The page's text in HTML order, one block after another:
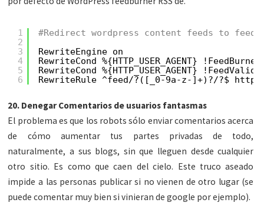
1
2
3
4
5
6
#Redirect wordpress content feeds to
RewriteEngine on
RewriteCond %{HTTP_USER_AGENT}
RewriteCond %{HTTP_USER_AGENT}
RewriteRule ^feed/?([_0-9a-z-]+)?/?$ http:
20. Denegar Comentarios de usuarios fantasmas
El problema es que los robots sólo enviar comentarios acerca
de cómo aumentar tus partes privadas de todo,
naturalmente, a sus blogs, sin que lleguen desde cualquier
otro sitio. Es como que caen del cielo. Este truco aseado
impide a las personas publicar si no vienen de otro lugar (se
puede comentar muy bien si vinieran de google por ejemplo).